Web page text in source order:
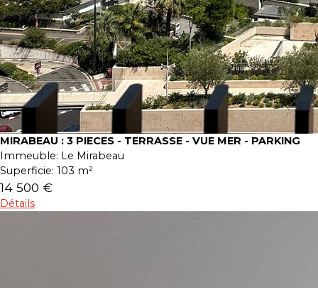
MIRABEAU : 3 PIECES - TERRASSE - VUE MER - PARKING
Immeuble: Le Mirabeau
Superficie: 103 m²
14 500 €
Détails